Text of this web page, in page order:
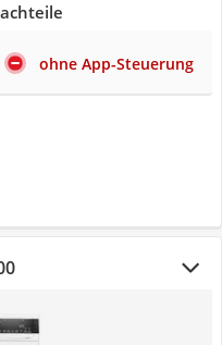
ohne App-Steuerung